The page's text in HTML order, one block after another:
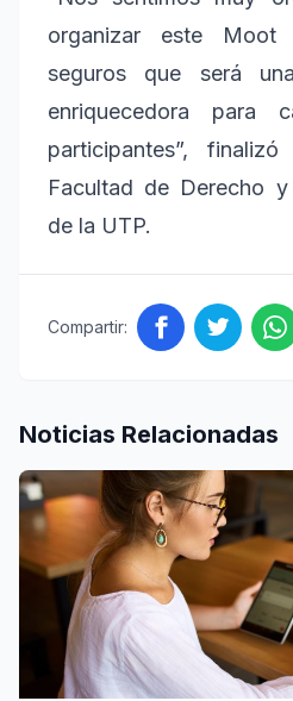
organizar este
seguros que será
enriquecedora
participantes”,
Facultad de Derecho
de la UTP.
Compartir:
Noticias Relacionadas